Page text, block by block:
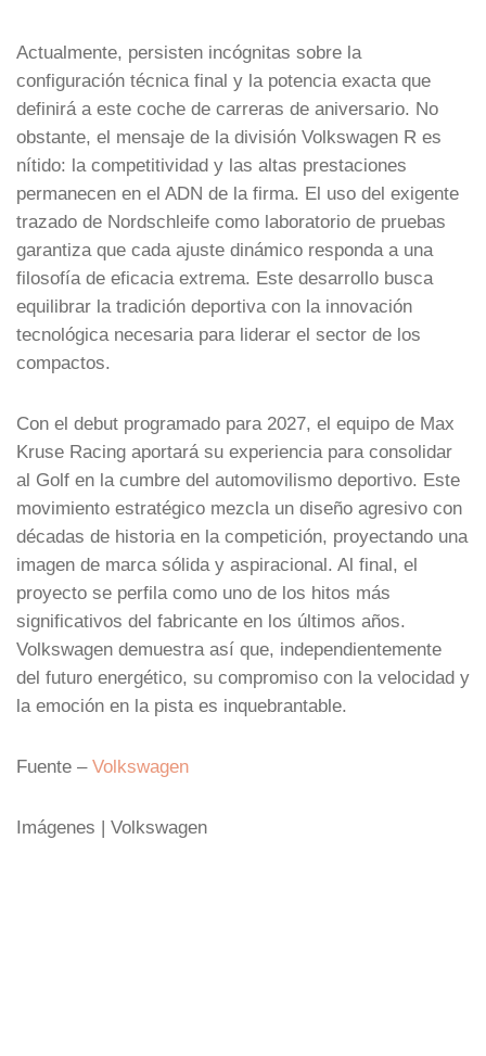
Actualmente, persisten incógnitas sobre la
configuración técnica final y la potencia exacta que
definirá a este coche de carreras de aniversario. No
obstante, el mensaje de la división Volkswagen R es
nítido: la competitividad y las altas prestaciones
permanecen en el ADN de la firma. El uso del exigente
trazado de Nordschleife como laboratorio de pruebas
garantiza que cada ajuste dinámico responda a una
filosofía de eficacia extrema. Este desarrollo busca
equilibrar la tradición deportiva con la innovación
tecnológica necesaria para liderar el sector de los
compactos.
Con el debut programado para 2027, el equipo de Max
Kruse Racing aportará su experiencia para consolidar
al Golf en la cumbre del automovilismo deportivo. Este
movimiento estratégico mezcla un diseño agresivo con
décadas de historia en la competición, proyectando una
imagen de marca sólida y aspiracional. Al final, el
proyecto se perfila como uno de los hitos más
significativos del fabricante en los últimos años.
Volkswagen demuestra así que, independientemente
del futuro energético, su compromiso con la velocidad y
la emoción en la pista es inquebrantable.
Fuente – Volkswagen
Imágenes | Volkswagen